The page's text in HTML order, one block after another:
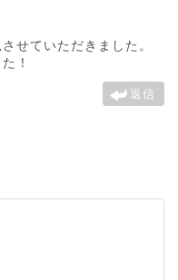
せていただきました。
！
返信